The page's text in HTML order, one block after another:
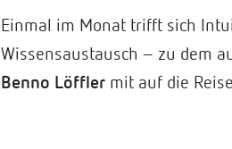
Einmal im Monat trifft sich
Wissensaustausch – zu dem
Benno Löffler mit auf die